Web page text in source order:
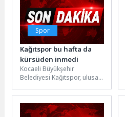
Spor
Kağıtspor bu hafta da
kürsüden inmedi
Kocaeli Büyükşehir
Belediyesi Kağıtspor, ulusal
organizasyonlarda elde
ettiği derecelerle bir haftayı
daha başarılarla...